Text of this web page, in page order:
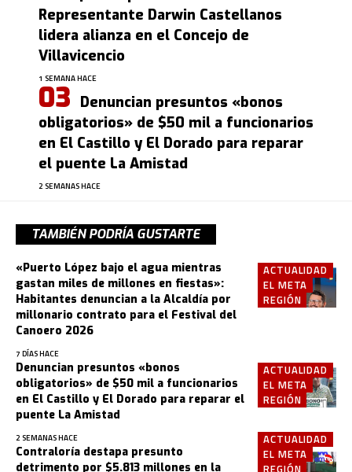
Representante Darwin Castellanos
lidera alianza en el Concejo de
Villavicencio
1 SEMANA HACE
Denuncian presuntos «bonos
obligatorios» de $50 mil a funcionarios
en El Castillo y El Dorado para reparar
el puente La Amistad
2 SEMANAS HACE
TAMBIÉN PODRÍA GUSTARTE
ACTUALIDAD
EL META
REGIÓN
«Puerto López bajo el agua mientras
gastan miles de millones en fiestas»:
Habitantes denuncian a la Alcaldía por
millonario contrato para el Festival del
Canoero 2026
7 DÍAS HACE
ACTUALIDAD
EL META
REGIÓN
Denuncian presuntos «bonos
obligatorios» de $50 mil a funcionarios
en El Castillo y El Dorado para reparar el
puente La Amistad
2 SEMANAS HACE
ACTUALIDAD
EL META
Contraloría destapa presunto
detrimento por $5.813 millones en la